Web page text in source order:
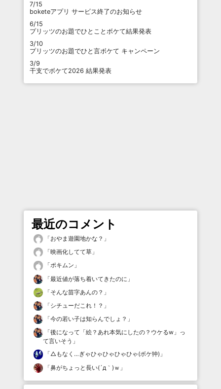
7/15
boketeアプリ サービス終了のお知らせ
6/15
プリッツのお題でひとことボケて結果発表
3/10
プリッツのお題でひと言ボケて キャンペーン
3/9
干支でボケて2026 結果発表
最近のコメント
「おやま遊園地かな？ 」
「映画化してて草 」
「ポキムン 」
「最近値が落ち着いてきたのに 」
「そんな苗字あんの？ 」
「シチューだこれ！？ 」
「今の若い子は知らんでしょ？ 」
「後になって「絵？あれ本気にしたの？ウケるw」っ
て言いそう 」
「△もなく…ぎゃひゃひゃひゃひゃ(ボケ狆) 」
「鼻がちょっと長い(´д｀)ｗ 」